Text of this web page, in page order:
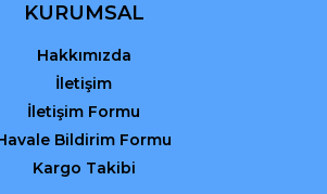
KURUMSAL
Hakkımızda
İletişim
İletişim Formu
Bildirim Formu
Kargo Takibi